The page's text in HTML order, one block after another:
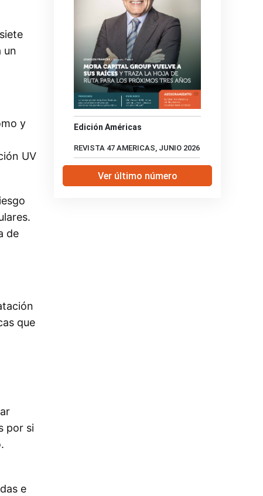
un
y
UV
de
que
por si
e
Edición Américas
REVISTA 47 AMERICAS, JUNIO 2026
Ver último número